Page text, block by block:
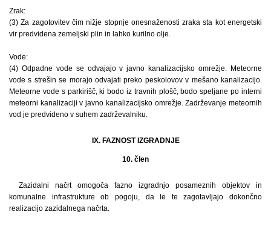
Zrak:
(3) Za zagotovitev čim nižje stopnje onesnaženosti zraka sta kot energetski
vir predvidena zemeljski plin in lahko kurilno olje.
Vode:
(4) Odpadne vode se odvajajo v javno kanalizacijsko omrežje. Meteorne
vode s strešin se morajo odvajati preko peskolovov v mešano kanalizacijo.
Meteorne vode s parkirišč, ki bodo iz travnih plošč, bodo speljane po interni
meteorni kanalizaciji v javno kanalizacijsko omrežje. Zadrževanje meteornih
vod je predvideno v suhem zadrževalniku.
IX. FAZNOST IZGRADNJE
10. člen
Zazidalni načrt omogoča fazno izgradnjo posameznih objektov in
komunalne infrastrukture ob pogoju, da le te zagotavljajo dokončno
realizacijo zazidalnega načrta.